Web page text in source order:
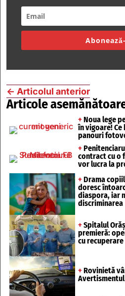
← Articolul anterior
Articole
+ Noua lege
în vigoare!
panouri
+
contract cu o
vor lucra la
+ Drama
doresc
diaspora, iar
discriminarea
+ Spitalul
premieră:
cu
+ Rovinietă
Avertismentul